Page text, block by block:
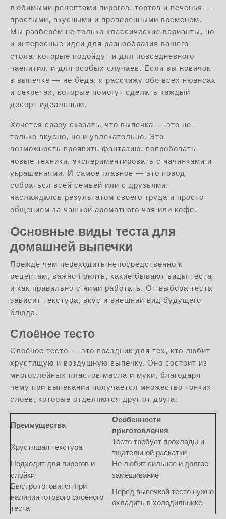
любимыми рецептами пирогов, тортов и печенья —
простыми, вкусными и проверенными временем.
Мы разберём не только классические варианты, но
и интересные идеи для разнообразия вашего
стола, которые подойдут и для повседневного
чаепития, и для особых случаев. Если вы новичок
в выпечке — не беда, я расскажу обо всех нюансах
и секретах, которые помогут сделать каждый
десерт идеальным.
Хочется сразу сказать, что выпечка — это не
только вкусно, но и увлекательно. Это
возможность проявить фантазию, попробовать
новые техники, экспериментировать с начинками и
украшениями. И самое главное — это повод
собраться всей семьей или с друзьями,
наслаждаясь результатом своего труда и просто
общением за чашкой ароматного чая или кофе.
Основные виды теста для
домашней выпечки
Прежде чем переходить непосредственно к
рецептам, важно понять, какие бывают виды теста
и как правильно с ними работать. От выбора теста
зависит текстура, вкус и внешний вид будущего
блюда.
Слоёное тесто
Слоёное тесто — это праздник для тех, кто любит
хрустящую и воздушную выпечку. Оно состоит из
многослойных пластов масла и муки, благодаря
чему при выпекании получается множество тонких
слоев, которые отделяются друг от друга.
Преимущества
Особенности
приготовления
Хрустящая текстура
Тесто требует прохлады и
тщательной раскатки
Подходит для пирогов и
слойки
Не любит сильное и долгое
замешивание
Быстро готовится при
наличии готового слоёного
теста
Перед выпечкой тесто нужно
охладить в холодильнике